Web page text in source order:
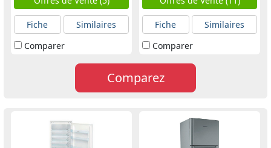
Fiche
Similaires
Comparer
Fiche
Similaires
Comparer
Comparez